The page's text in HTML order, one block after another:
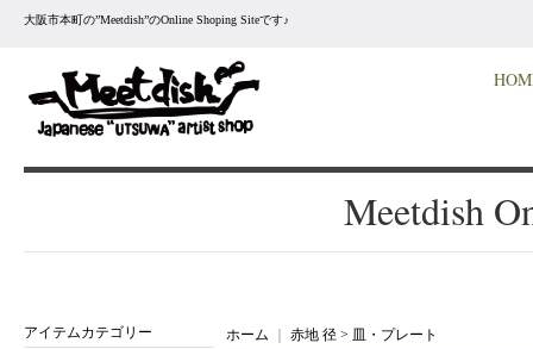
大阪市本町の”Meetdish”のOnline Shoping Siteです♪
Meetdish
アイテムカテゴリー ホーム 赤地 径 > 皿・プレート